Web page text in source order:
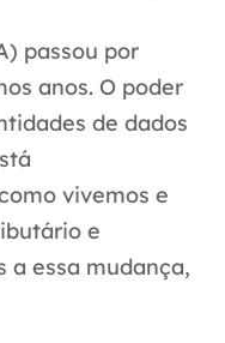
passou por
anos. O poder
de dados
vivemos e
e
a essa mudança,